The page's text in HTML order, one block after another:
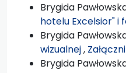
Brygida
hotelu Excelsior"
Brygida
wizualnej,
Brygida